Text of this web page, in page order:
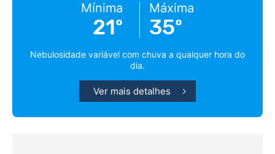
Mínima
21º
Máxima
35º
Nebulosidade variável com chuva a qualquer hora do
dia.
Ver mais detalhes